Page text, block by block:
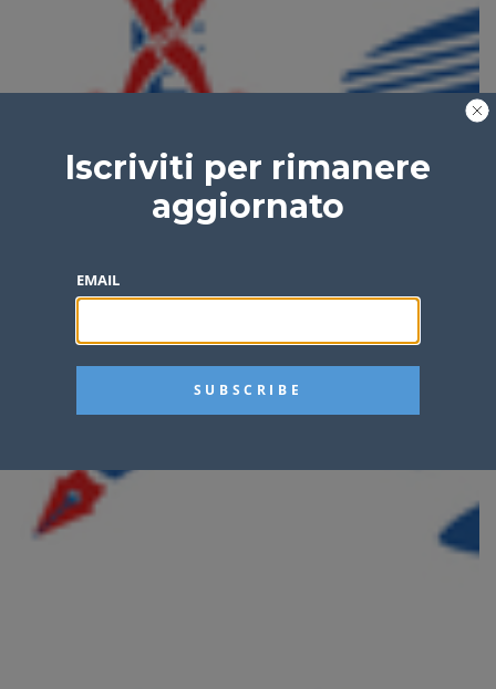
Iscriviti per rimanere
aggiornato
EMAIL